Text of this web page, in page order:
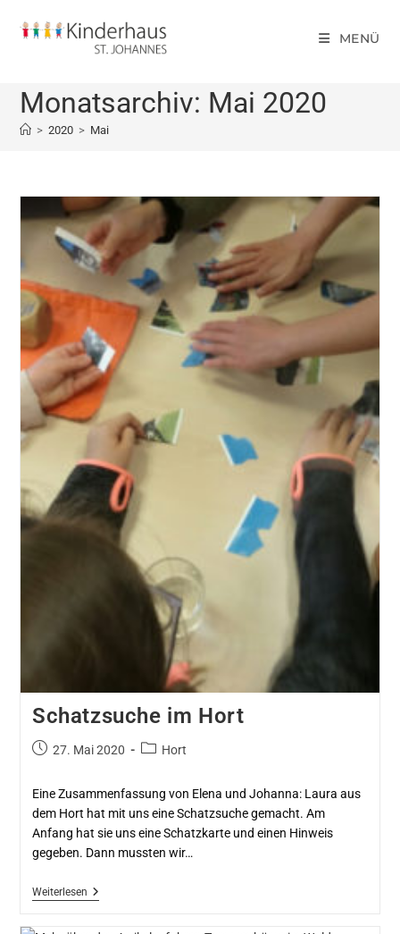
MENÜ
Monatsarchiv: Mai 2020
> 2020 > Mai
Schatzsuche im Hort
27. Mai 2020 Hort
Eine Zusammenfassung von Elena und Johanna: Laura aus
dem Hort hat mit uns eine Schatzsuche gemacht. Am
Anfang hat sie uns eine Schatzkarte und einen Hinweis
gegeben. Dann mussten wir…
Weiterlesen